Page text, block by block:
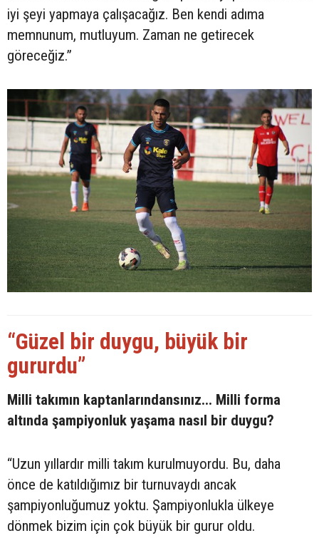
iyi şeyi yapmaya çalışacağız. Ben kendi adıma
memnunum, mutluyum. Zaman ne getirecek
göreceğiz.”
“Güzel bir duygu, büyük bir
gururdu”
Milli takımın kaptanlarındansınız... Milli forma
altında şampiyonluk yaşama nasıl bir duygu?
“Uzun yıllardır milli takım kurulmuyordu. Bu, daha
önce de katıldığımız bir turnuvaydı ancak
şampiyonluğumuz yoktu. Şampiyonlukla ülkeye
dönmek bizim için çok büyük bir gurur oldu.